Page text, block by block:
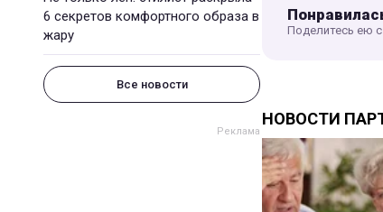
6 секретов комфортного образа в
жару
Все новости
Поделитесь ею